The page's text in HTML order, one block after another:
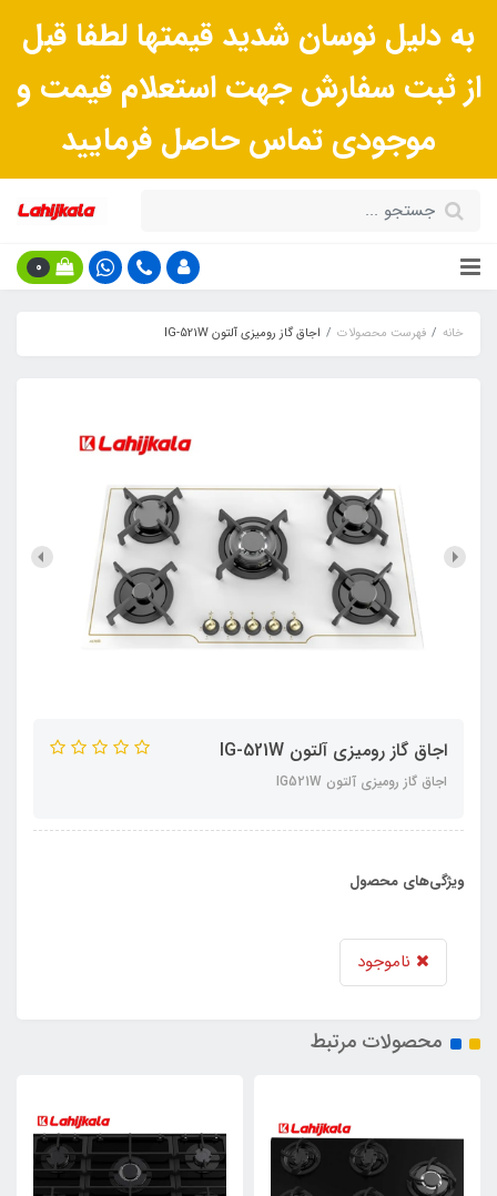
به دلیل نوسان شدید قیمتها لطفا قبل
از ثبت سفارش جهت استعلام قیمت و
موجودی تماس حاصل فرمایید
0
خانه فهرست محصولات اجاق گاز رومیزی آلتون IG-521W
اجاق گاز رومیزی آلتون IG-521W
اجاق گاز رومیزی آلتون IG521W
ویژگی‌های محصول
ناموجود
محصولات مرتبط